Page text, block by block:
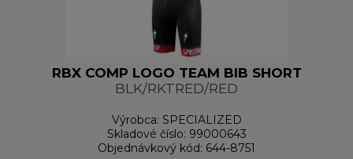
RBX COMP LOGO TEAM BIB SHORT
BLK/RKTRED/RED
Výrobca: SPECIALIZED
Skladové číslo: 99000643
Objednávkový kód: 644-8751